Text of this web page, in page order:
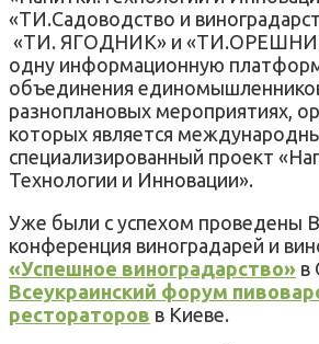
«ТИ.Садоводство и
«ТИ. ЯГОДНИК» и
одну информационную
объединения
разноплановых мероприятиях,
которых является
специализированный проект
Технологии и Инновации».
Уже были с успехом проведены
конференция виноградарей и
«Успешное виноградарство» в
Всеукраинский форум
рестораторов в Киеве.